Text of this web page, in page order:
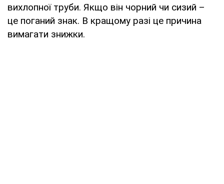
вихлопної труби. Якщо він чорний чи сизий –
це поганий знак. В кращому разі це причина
вимагати знижки.